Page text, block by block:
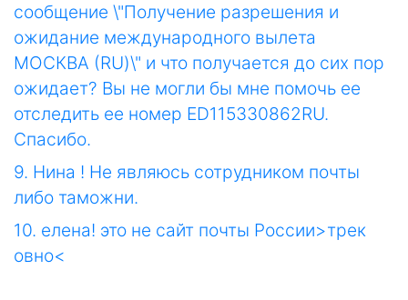
сообщение \"Получение разрешения и
ожидание международного вылета
МОСКВА (RU)\" и что получается до сих пор
ожидает? Вы не могли бы мне помочь ее
отследить ее номер ED115330862RU.
Спасибо.
9. Нина ! Не являюсь сотрудником почты
либо таможни.
10. елена! это не сайт почты России>трек
овно<